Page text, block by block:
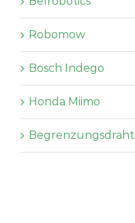
Robomow
Bosch Indego
Honda Miimo
Begrenzungsdraht